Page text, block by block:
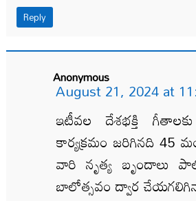
Reply
Anonymous
August 21, 2024 at
ఇటీవల దేశభక్తి
కార్యక్రమం జరిగినది 45
వారి నృత్య బృందాలు
బాలోత్సవం ద్వార